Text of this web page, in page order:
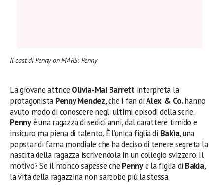
Il cast di Penny on MARS: Penny
La giovane attrice Olivia-Mai Barrettinterpreta la
protagonista Penny Mendez, che i fan diAlex & Co.hanno
avuto modo di conoscere negli ultimi episodi della serie.
Pennyè una ragazza di sedici anni, dal carattere timido e
insicuro ma piena di talento. È l’unica figlia di Bakìa, una
popstar di fama mondiale che ha deciso di tenere segreta la
nascita della ragazza iscrivendola in un collegio svizzero. Il
motivo? Se il mondo sapesse che Pennyè la figlia di Bakìa,
la vita della ragazzina non sarebbe più la stessa.